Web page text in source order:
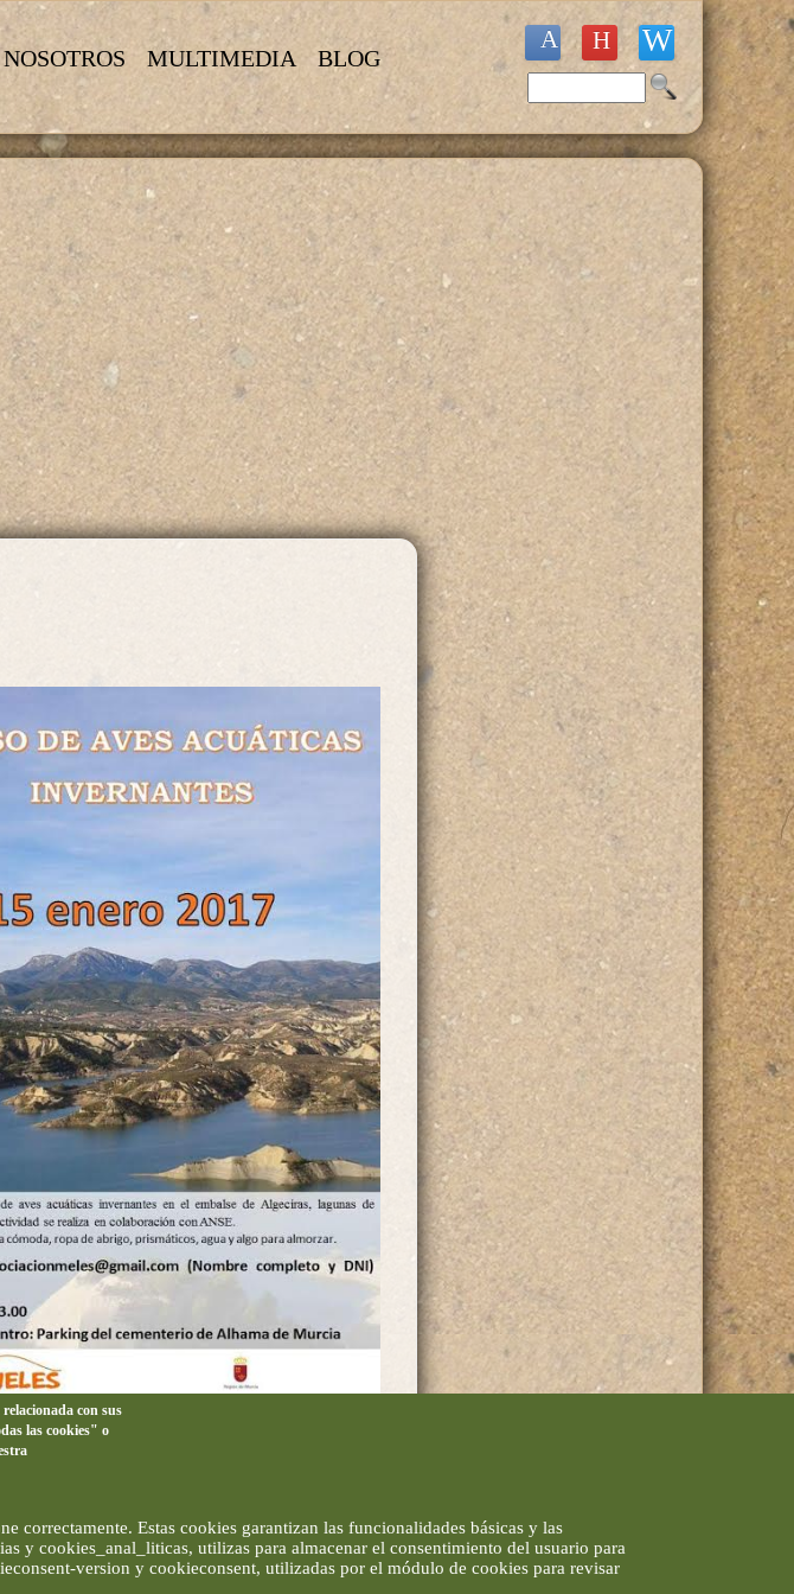
NOSOTROS MULTIMEDIA BLOG
Formulario de búsqueda
con sus
las cookies" o
correctamente. Estas cookies garantizan las funcionalidades básicas y las
y cookies_anal_liticas, utilizas para almacenar el consentimiento del usuario para
version y cookieconsent, utilizadas por el módulo de cookies para revisar